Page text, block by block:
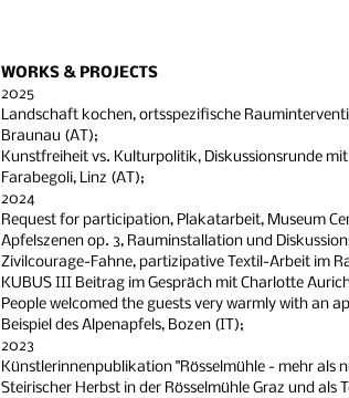
WORKS & PROJECTS
2025
Landschaft kochen, ortsspezifische
Braunau (AT);
Kunstfreiheit vs. Kulturpolitik, Diskussionsrunde
Farabegoli, Linz (AT);
2024
Request for participation, Plakatarbeit, Museum
Apfelszenen op. 3, Rauminstallation und
Zivilcourage-Fahne, partizipative Textil-Arbeit im
KUBUS III Beitrag im Gespräch mit Charlotte
People welcomed the guests very warmly with an
Beispiel des Alpenapfels, Bozen (IT);
2023
Künstlerinnenpublikation "Rösselmühle - mehr als
Steirischer Herbst in der Rösselmühle Graz und als